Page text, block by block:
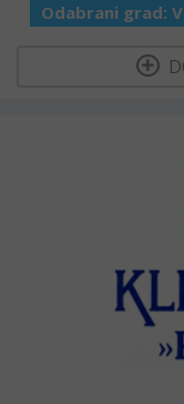
Odabrani grad: